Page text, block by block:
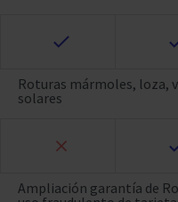
Roturas mármoles, loza,
solares
Ampliación garantía de